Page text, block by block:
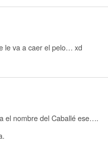
le va a caer el pelo… xd
el nombre del Caballé ese….